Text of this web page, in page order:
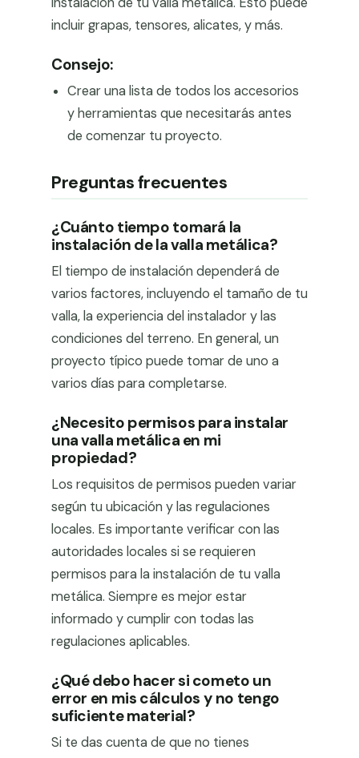
incluir grapas, tensores, alicates, y más.
Consejo:
Crear una lista de todos los accesorios
y herramientas que necesitarás antes
de comenzar tu proyecto.
Preguntas frecuentes
¿Cuánto tiempo tomará la
instalación de la valla metálica?
El tiempo de instalación dependerá de
varios factores, incluyendo el tamaño de tu
valla, la experiencia del instalador y las
condiciones del terreno. En general, un
proyecto típico puede tomar de uno a
varios días para completarse.
¿Necesito permisos para instalar
una valla metálica en mi
propiedad?
Los requisitos de permisos pueden variar
según tu ubicación y las regulaciones
locales. Es importante verificar con las
autoridades locales si se requieren
permisos para la instalación de tu valla
metálica. Siempre es mejor estar
informado y cumplir con todas las
regulaciones aplicables.
¿Qué debo hacer si cometo un
error en mis cálculos y no tengo
suficiente material?
Si te das cuenta de que no tienes